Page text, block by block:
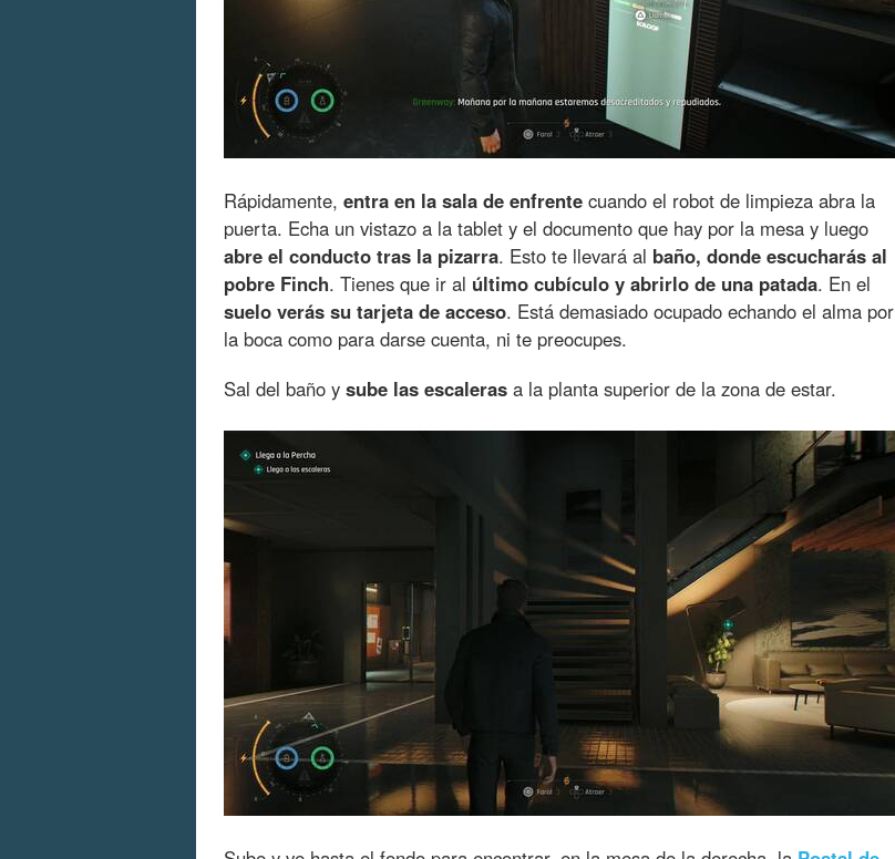
Rápidamente, entra en la sala de enfrente cuando el robot de limpieza abra la
puerta. Echa un vistazo a la tablet y el documento que hay por la mesa y luego
abre el conducto tras la pizarra. Esto te llevará al baño, donde escucharás al
pobre Finch. Tienes que ir al último cubículo y abrirlo de una patada. En el
suelo verás su tarjeta de acceso. Está demasiado ocupado echando el alma por
la boca como para darse cuenta, ni te preocupes.
Sal del baño y sube las escaleras a la planta superior de la zona de estar.